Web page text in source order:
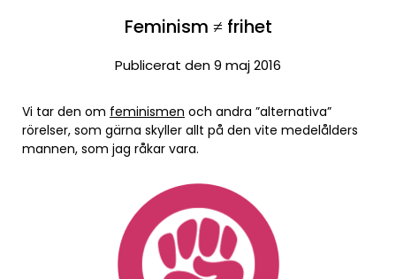
Feminism ≠ frihet
Publicerat den 9 maj 2016
Vi tar den om feminismen och andra ”alternativa”
rörelser, som gärna skyller allt på den vite medelålders
mannen, som jag råkar vara.